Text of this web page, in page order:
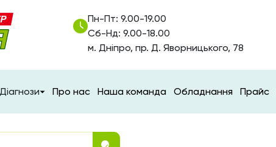
Пн-Пт: 9.00-19.00
Сб-Нд: 9.00-18.00
м. Дніпро, пр. Д. Яворницького, 78
Діагнози Про нас Наша команда Обладнання Прайс